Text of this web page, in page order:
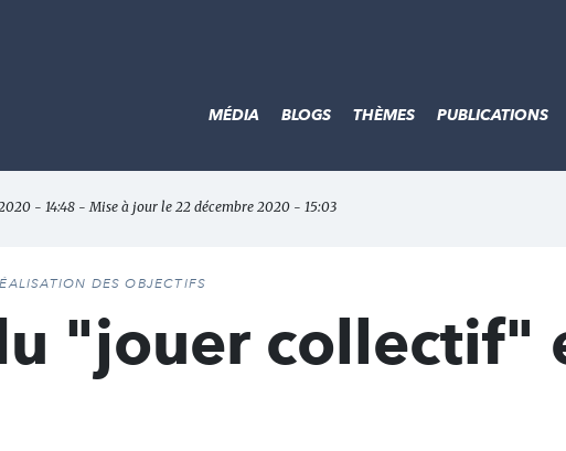
MÉDIA BLOGS THÈMES PUBLICATIONS
- 14:48 - Mise à jour le 22 décembre 2020 - 15:03
DES OBJECTIFS
"jouer collectif"